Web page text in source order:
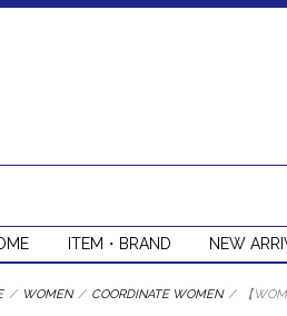
ITEM・BRAND NEW
/ WOMEN / COORDINATE WOMEN / 【